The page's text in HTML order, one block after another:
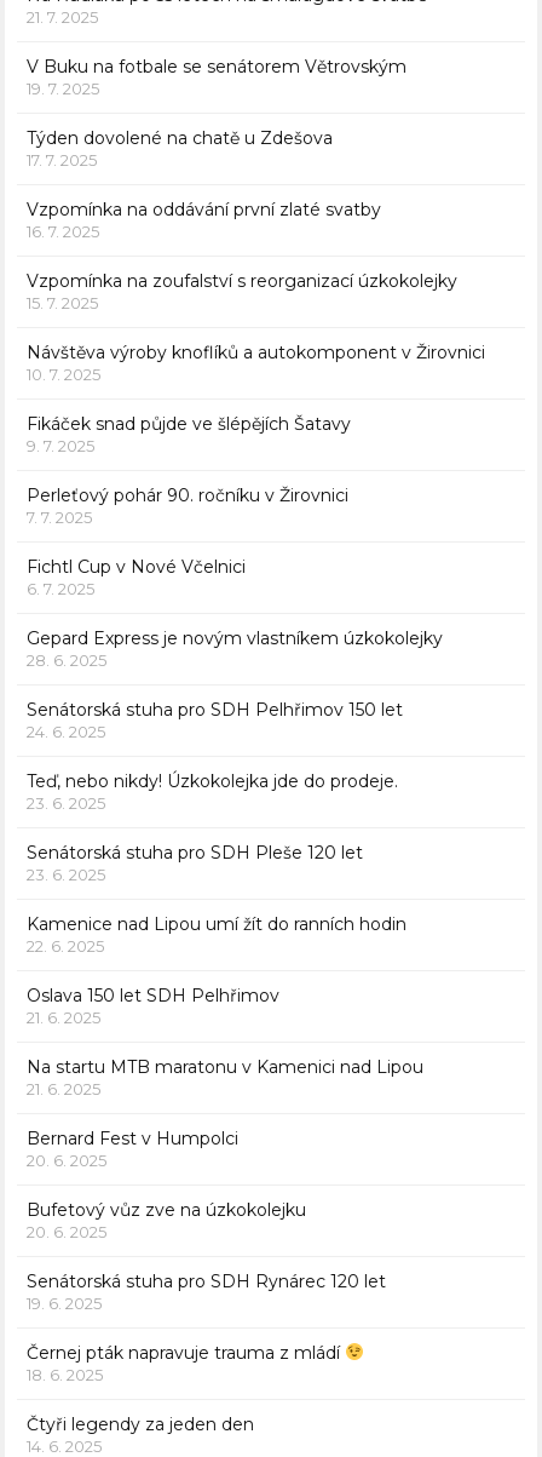
21. 7. 2025
V Buku na fotbale se senátorem Větrovským
19. 7. 2025
Týden dovolené na chatě u Zdešova
17. 7. 2025
Vzpomínka na oddávání první zlaté svatby
16. 7. 2025
Vzpomínka na zoufalství s reorganizací úzkokolejky
15. 7. 2025
Návštěva výroby knoflíků a autokomponent v Žirovnici
10. 7. 2025
Fikáček snad půjde ve šlépějích Šatavy
9. 7. 2025
Perleťový pohár 90. ročníku v Žirovnici
7. 7. 2025
Fichtl Cup v Nové Včelnici
6. 7. 2025
Gepard Express je novým vlastníkem úzkokolejky
28. 6. 2025
Senátorská stuha pro SDH Pelhřimov 150 let
24. 6. 2025
Teď, nebo nikdy! Úzkokolejka jde do prodeje.
23. 6. 2025
Senátorská stuha pro SDH Pleše 120 let
23. 6. 2025
Kamenice nad Lipou umí žít do ranních hodin
22. 6. 2025
Oslava 150 let SDH Pelhřimov
21. 6. 2025
Na startu MTB maratonu v Kamenici nad Lipou
21. 6. 2025
Bernard Fest v Humpolci
20. 6. 2025
Bufetový vůz zve na úzkokolejku
20. 6. 2025
Senátorská stuha pro SDH Rynárec 120 let
19. 6. 2025
Černej pták napravuje trauma z mládí
18. 6. 2025
Čtyři legendy za jeden den
14. 6. 2025